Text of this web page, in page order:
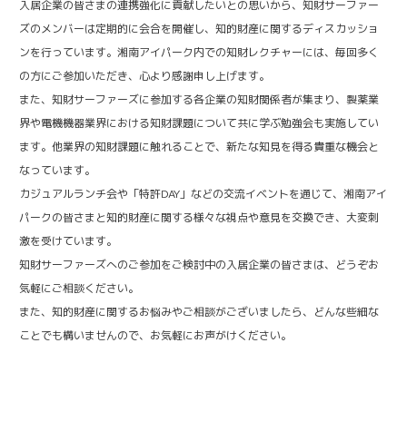
入居企業の皆さまの連携強化に貢献したいとの思いから、知財サーファー
ズのメンバーは定期的に会合を開催し、知的財産に関するディスカッショ
ンを行っています。湘南アイパーク内での知財レクチャーには、毎回多く
の方にご参加いただき、心より感謝申し上げます。
また、知財サーファーズに参加する各企業の知財関係者が集まり、製薬業
界や電機機器業界における知財課題について共に学ぶ勉強会も実施してい
ます。他業界の知財課題に触れることで、新たな知見を得る貴重な機会と
なっています。
カジュアルランチ会や「特許DAY」などの交流イベントを通じて、湘南アイ
パークの皆さまと知的財産に関する様々な視点や意見を交換でき、大変刺
激を受けています。
知財サーファーズへのご参加をご検討中の入居企業の皆さまは、どうぞお
気軽にご相談ください。
また、知的財産に関するお悩みやご相談がございましたら、どんな些細な
ことでも構いませんので、お気軽にお声がけください。